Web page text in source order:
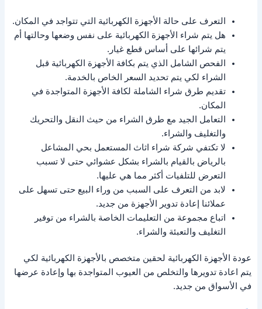
التعرف على حالة الأجهزة الكهربائية التي تتواجد في المكان.
هل يتم شراء الأجهزة الكهربائية على نفس وضعها وحالتها أم
يتم شرائها على أساس قطع غيار.
الفحص الشامل الذي يتم بكافة الأجهزة الكهربائية قبل
الشراء لكي يتم تحديد السعر الخاص بالخدمة.
تقديم طرق شراء الشاملة لكافة الأجهزة المتواجدة في
المكان.
التعامل الجيد مع طرق الشراء من حيث النقل والتحريك
والتغليف والشراء.
لا تكتفي شركة شراء اثاث المستعمل بحي المشاعل
بالرياض بالقيام بالشراء بشكل عشوائي حتى لا تسبب
التعرض للتلفيات أكثر مما هي عليها.
لابد من التعرف على السبب من وراء البيع حتى تسهل على
عملائنا إعادة تدوير الأجهزة من جديد.
اتباع مجموعة من التعليمات الخاصة بالشراء من توفير
التغليف والتعبئة والشراء.
عودة الأجهزة الكهربائية لحقين متخصص بالأجهزة الكهربائية لكي
يتم اعادة تدويرها والتخلص من العيوب المتواجدة بها وإعادة عرضها
في الأسواق من جديد.